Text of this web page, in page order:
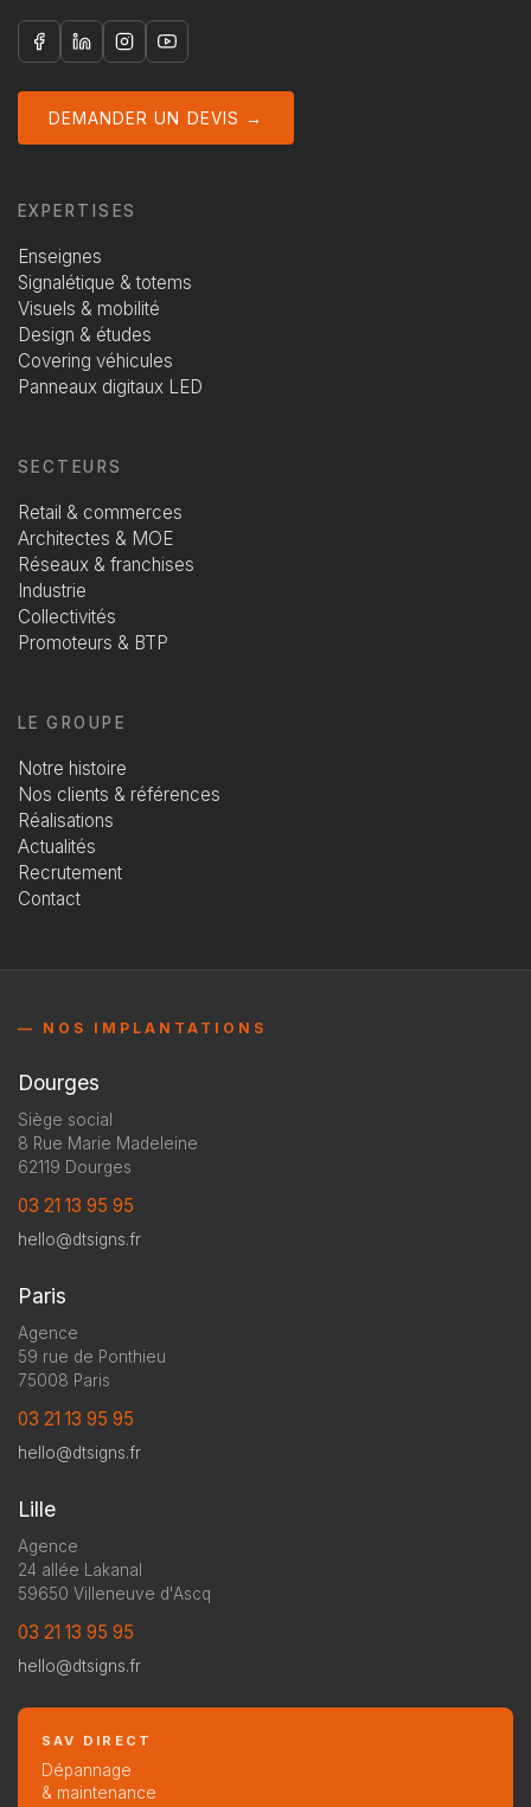
DEMANDER UN DEVIS →
EXPERTISES
Enseignes
Signalétique & totems
Visuels & mobilité
Design & études
Covering véhicules
Panneaux digitaux LED
SECTEURS
Retail & commerces
Architectes & MOE
Réseaux & franchises
Industrie
Collectivités
Promoteurs & BTP
LE GROUPE
Notre histoire
Nos clients & références
Réalisations
Actualités
Recrutement
Contact
— NOS IMPLANTATIONS
Dourges
Siège social
8 Rue Marie Madeleine
62119 Dourges
03 21 13 95 95
hello@dtsigns.fr
Paris
Agence
59 rue de Ponthieu
75008 Paris
03 21 13 95 95
hello@dtsigns.fr
Lille
Agence
24 allée Lakanal
59650 Villeneuve d'Ascq
03 21 13 95 95
hello@dtsigns.fr
SAV DIRECT
Dépannage
& maintenance